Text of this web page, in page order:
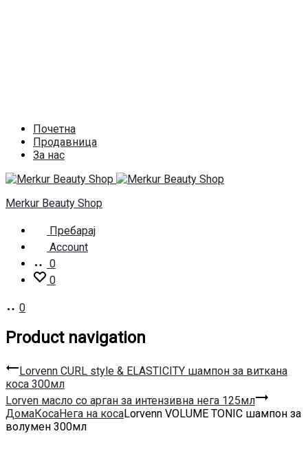
Почетна
Продавница
За нас
Merkur Beauty Shop
Пребарај
Account
0
0
0
Product navigation
Lorvenn CURL style & ELASTICITY шампон за виткана
коса 300мл
Lorven масло со арган за интензивна нега 125мл
ДомаКосаНега на косаLorvenn VOLUME TONIC шампон за
волумен 300мл